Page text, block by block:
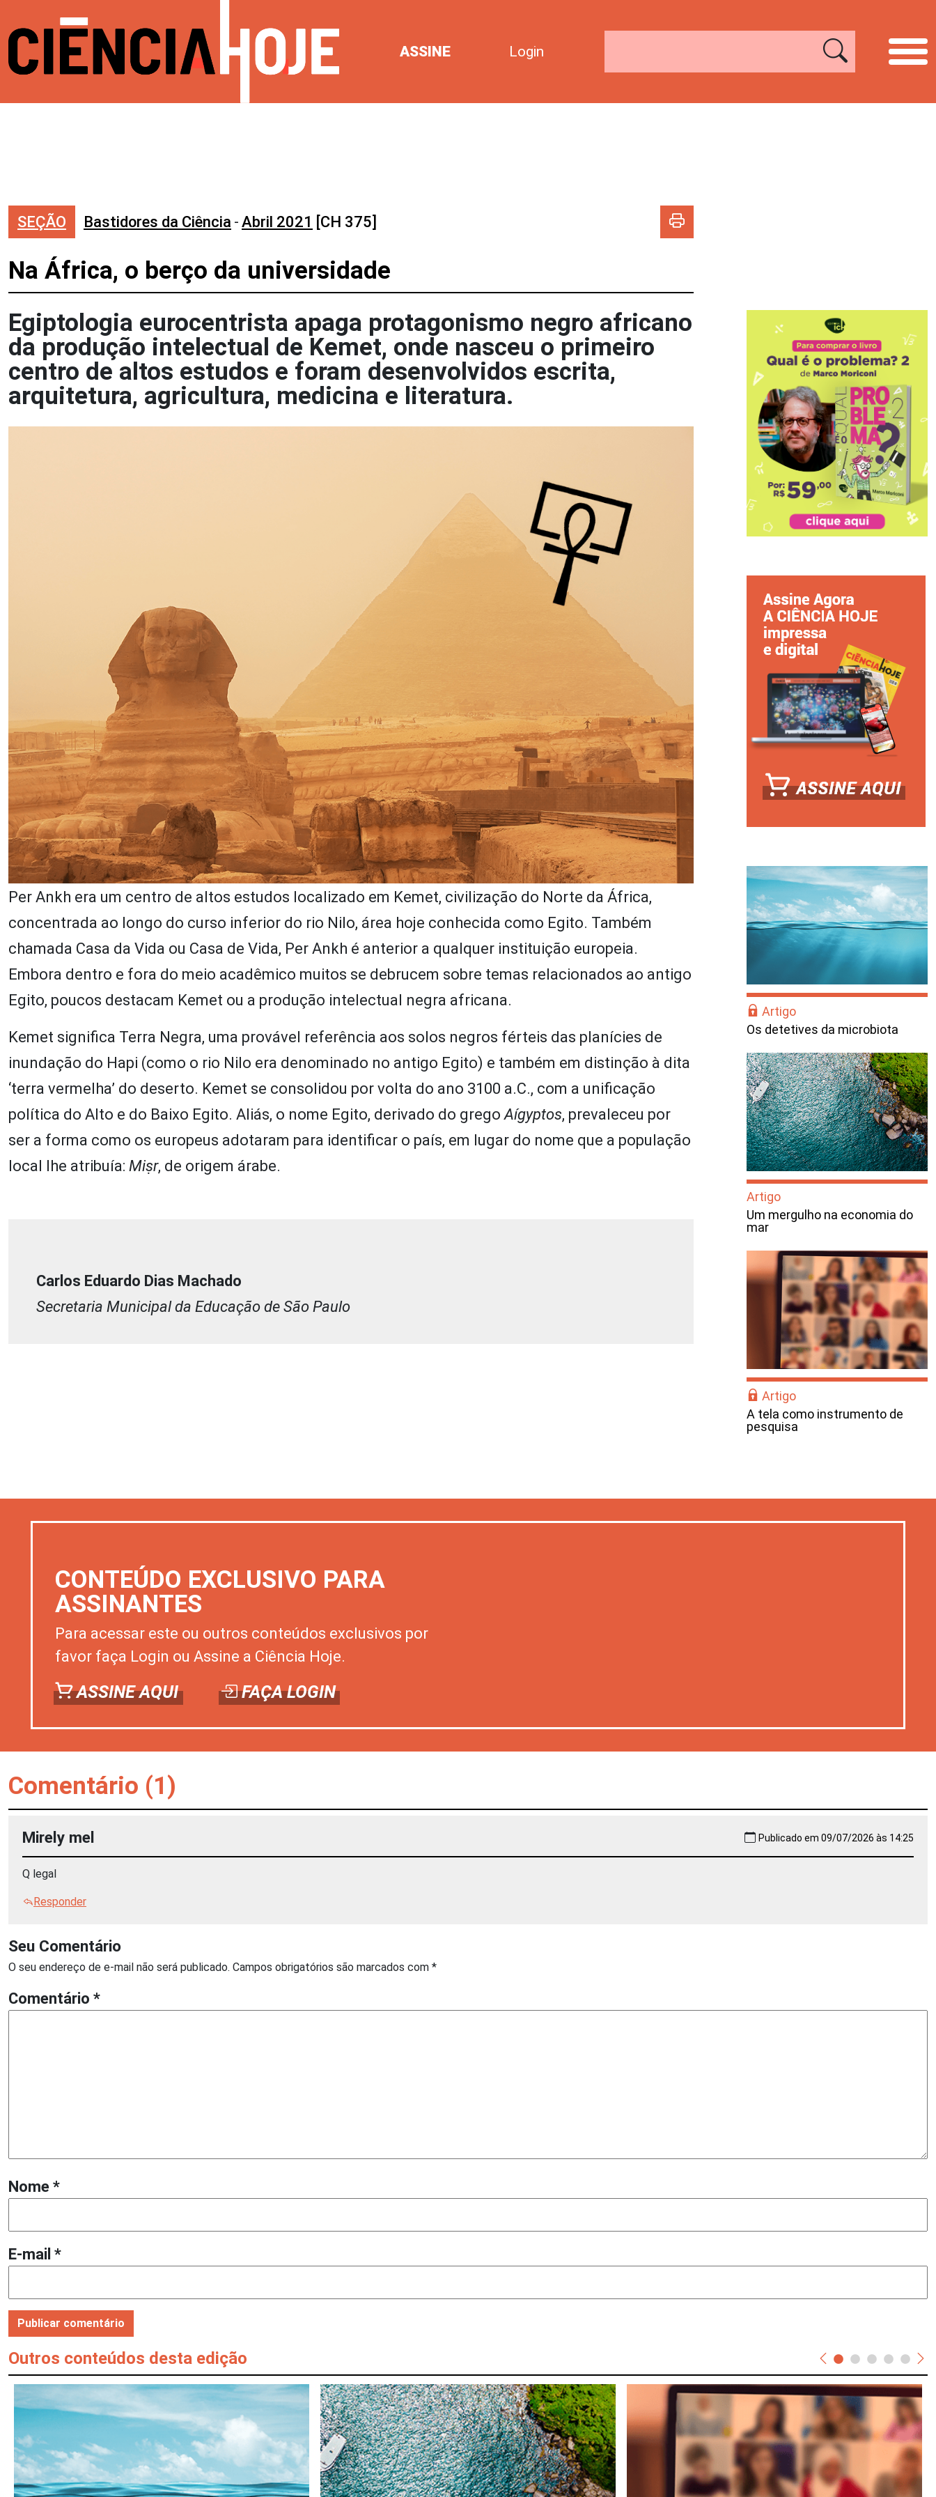
ASSINE Login
SEÇÃO Bastidores da Ciência - Abril 2021 [CH 375]
Na África, o berço da universidade
Egiptologia eurocentrista apaga protagonismo negro africano
da produção intelectual de Kemet, onde nasceu o primeiro
centro de altos estudos e foram desenvolvidos escrita,
arquitetura, agricultura, medicina e literatura.
Per Ankh era um centro de altos estudos localizado em Kemet, civilização do Norte da África,
concentrada ao longo do curso inferior do rio Nilo, área hoje conhecida como Egito. Também
chamada Casa da Vida ou Casa de Vida, Per Ankh é anterior a qualquer instituição europeia.
Embora dentro e fora do meio acadêmico muitos se debrucem sobre temas relacionados ao antigo
Egito, poucos destacam Kemet ou a produção intelectual negra africana.
Kemet significa Terra Negra, uma provável referência aos solos negros férteis das planícies de
inundação do Hapi (como o rio Nilo era denominado no antigo Egito) e também em distinção à dita
‘terra vermelha’ do deserto. Kemet se consolidou por volta do ano 3100 a.C., com a unificação
política do Alto e do Baixo Egito. Aliás, o nome Egito, derivado do gregoAígyptos, prevaleceu por
ser a forma como os europeus adotaram para identificar o país, em lugar do nome que a população
local lhe atribuía: Miṣr, de origem árabe.
Carlos Eduardo Dias Machado
Secretaria Municipal da Educação de São Paulo
Artigo
Os detetives da microbiota
Artigo
Um mergulho na economia do
mar
Artigo
A tela como instrumento de
pesquisa
CONTEÚDO EXCLUSIVO PARA
ASSINANTES
Para acessar este ou outros conteúdos exclusivos por
favor faça Login ou Assine a Ciência Hoje.
ASSINE AQUI FAÇA LOGIN
Comentário (1)
Mirely mel Publicado em 09/07/2026 às 14:25
Q legal
Responder
Seu Comentário
O seu endereço de e-mail não será publicado. Campos obrigatórios são marcados com *
Comentário *
Nome *
E-mail *
Outros conteúdos desta edição